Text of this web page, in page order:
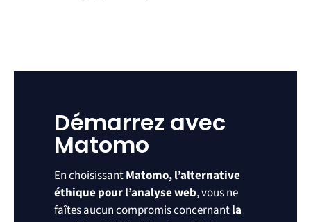
Démarrez avec
Matomo
En choisissantMatomo, l’alternative
éthique pour l’analyse web, vous ne
faîtes aucun compromis concernantla